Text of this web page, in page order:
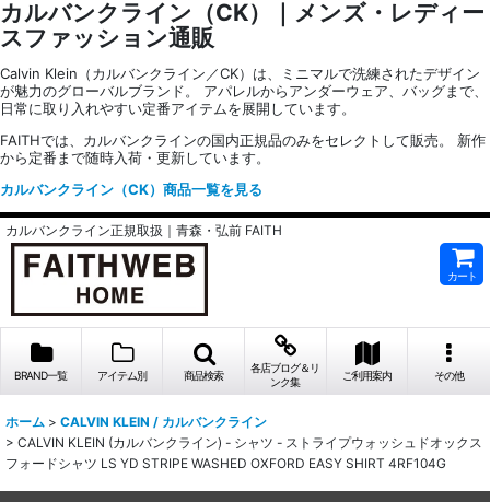
カルバンクライン（CK）｜メンズ・レディー
スファッション通販
Calvin Klein（カルバンクライン／CK）は、ミニマルで洗練されたデザイン
が魅力のグローバルブランド。 アパレルからアンダーウェア、バッグまで、
日常に取り入れやすい定番アイテムを展開しています。
FAITHでは、カルバンクラインの国内正規品のみをセレクトして販売。 新作
から定番まで随時入荷・更新しています。
カルバンクライン（CK）商品一覧を見る
カルバンクライン正規取扱｜青森・弘前 FAITH
カート
BRAND一覧 アイテム別 商品検索
各店ブログ＆リ
ンク集
ご利用案内 その他
ホーム > CALVIN KLEIN / カルバンクライン
> CALVIN KLEIN (カルバンクライン) - シャツ - ストライプウォッシュドオックス
フォードシャツ LS YD STRIPE WASHED OXFORD EASY SHIRT 4RF104G